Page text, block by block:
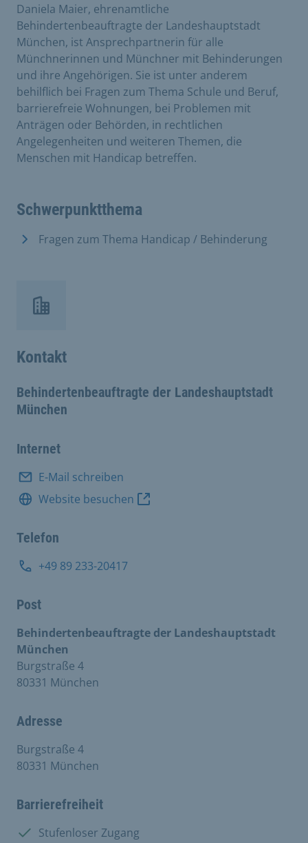
Daniela Maier, ehrenamtliche
Behindertenbeauftragte der Landeshauptstadt
München, ist Ansprechpartnerin für alle
Münchnerinnen und Münchner mit Behinderungen
und ihre Angehörigen. Sie ist unter anderem
behilflich bei Fragen zum Thema Schule und Beruf,
barrierefreie Wohnungen, bei Problemen mit
Anträgen oder Behörden, in rechtlichen
Angelegenheiten und weiteren Themen, die
Menschen mit Handicap betreffen.
Schwerpunktthema
Fragen zum Thema Handicap / Behinderung
Kontakt
Behindertenbeauftragte der Landeshauptstadt
München
Internet
E-Mail schreiben
Website besuchen
Telefon
+49 89 233-20417
Post
Behindertenbeauftragte der Landeshauptstadt
München
Burgstraße 4
80331 München
Adresse
Burgstraße 4
80331 München
Barrierefreiheit
Vorhanden:
Stufenloser Zugang